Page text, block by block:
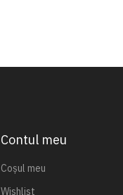
Contul meu
Coșul meu
Wishlist